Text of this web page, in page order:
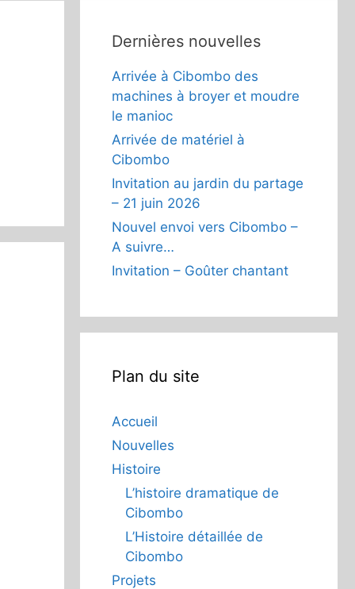
Dernières nouvelles
Arrivée à Cibombo des
machines à broyer et moudre
le manioc
Arrivée de matériel à
Cibombo
Invitation au jardin du partage
– 21 juin 2026
Nouvel envoi vers Cibombo –
A suivre…
Invitation – Goûter chantant
Plan du site
Accueil
Nouvelles
Histoire
L’histoire dramatique de
Cibombo
L’Histoire détaillée de
Cibombo
Projets